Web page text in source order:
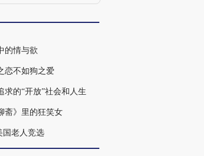
的情与欲
恋不如狗之爱
求的“开放”社会和人生
斋》里的狂笑女
国老人竞选